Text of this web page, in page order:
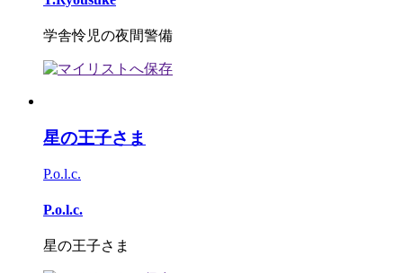
学舎怜児の夜間警備
星の王子さま
P.o.l.c.
P.o.l.c.
星の王子さま